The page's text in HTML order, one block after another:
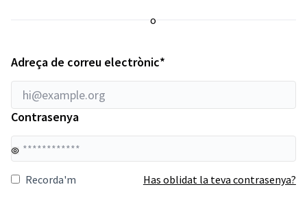
o
Adreça de correu electrònic*
Contrasenya
Recorda'm Has oblidat la teva contrasenya?